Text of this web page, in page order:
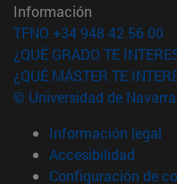
Información
TFNO +34 948 42 56 00
¿QUÉ GRADO TE
¿QUÉ MÁSTER TE
© Universidad de Navarra
Información legal
Accesibilidad
Configuración de